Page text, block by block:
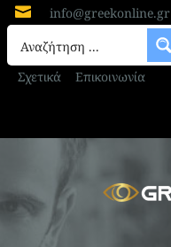
 info@greekonline.gr
Σχετικά Επικοινωνία